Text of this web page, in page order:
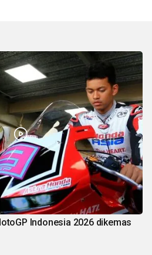
Indonesia 2026 dikemas